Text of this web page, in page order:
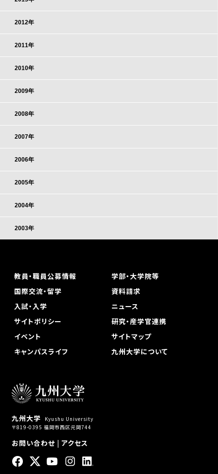
2012年
2011年
2010年
2009年
2008年
2007年
2006年
2005年
2004年
2003年
九州大学
Kyushu University
〒819-0395 福岡市西区元岡744
お問い合わせ| アクセス
教員・職員公募情報
学部・大学院等
国際交流・留学
資料請求
入試・入学
ニュース
サイトポリシー
研究・産学官連携
イベント
サイトマップ
キャンパスライフ
九州大学について